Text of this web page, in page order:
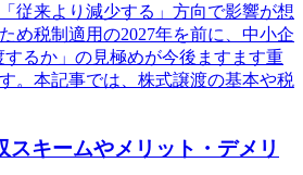
従来より減少する」方向で影響が想
め税制適用の2027年を前に、中小企
るか」の見極めが今後ますます重
。本記事では、株式譲渡の基本や税
スキームやメリット・デメリ